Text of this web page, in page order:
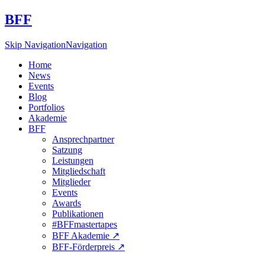
BFF
Skip NavigationNavigation
Home
News
Events
Blog
Portfolios
Akademie
BFF
Ansprechpartner
Satzung
Leistungen
Mitgliedschaft
Mitglieder
Events
Awards
Publikationen
#BFFmastertapes
BFF Akademie ↗︎
BFF-Förderpreis ↗︎